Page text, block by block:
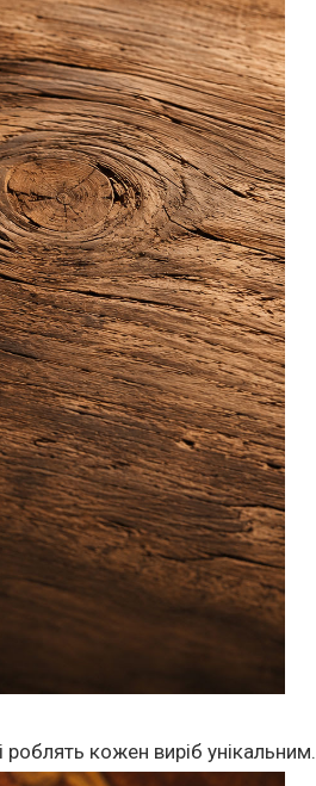
кожен виріб унікальним.